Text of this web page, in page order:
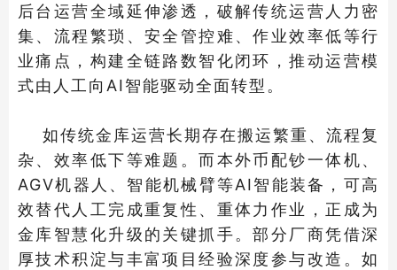
后台运营全域延伸渗透，破解传统运营人力密
集、流程繁琐、安全管控难、作业效率低等行
业痛点，构建全链路数智化闭环，推动运营模
式由人工向AI智能驱动全面转型。
如传统金库运营长期存在搬运繁重、流程复
杂、效率低下等难题。而本外币配钞一体机、
AGV机器人、智能机械臂等AI智能装备，可高
效替代人工完成重复性、重体力作业，正成为
金库智慧化升级的关键抓手。部分厂商凭借深
厚技术积淀与丰富项目经验深度参与改造。如